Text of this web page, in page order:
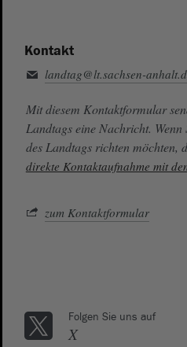
Kontakt
landtag@lt.sachsen-
Mit diesem Kontaktformular
Landtags eine Nachricht.
des Landtags richten möchten,
direkte Kontaktaufnahme mit
zum Kontaktformular
Folgen Sie uns auf
X